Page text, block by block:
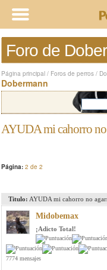
Foro de
Página principal / Foros de perros /
Dobermann
AYUDA mi cahorro no
Página: 2 de 2
Titulo: AYUDA mi cahorro no
Midobemax
¡Adicto Total!
7774 mensajes